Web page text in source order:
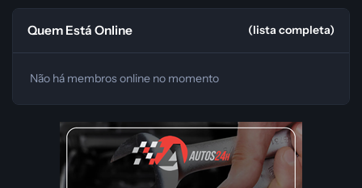
Quem Está Online (lista completa)
Não há membros online no momento